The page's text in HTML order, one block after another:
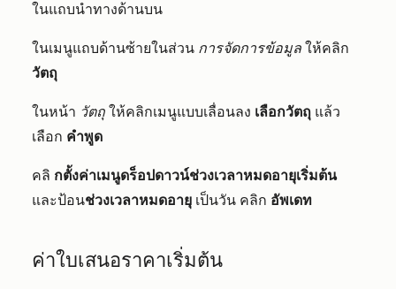
ในแถบนำทางด้านบน
ในเมนูแถบด้านซ้ายในส่วน การจัดการข้อมูล ให้คลิก
วัตถุ
ในหน้า วัตถุ ให้คลิกเมนูแบบเลื่อนลง เลือกวัตถุ แล้ว
เลือก คำพูด
คลิ กตั้งค่าเมนูดร็อปดาวน์ช่วงเวลาหมดอายุเริ่มต้น
และป้อนช่วงเวลาหมดอายุ เป็นวัน คลิก อัพเดท
ค่าใบเสนอราคาเริ่มต้น